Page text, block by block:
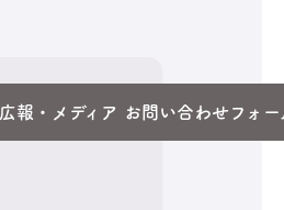
広報・メディア お問い合わせフォー